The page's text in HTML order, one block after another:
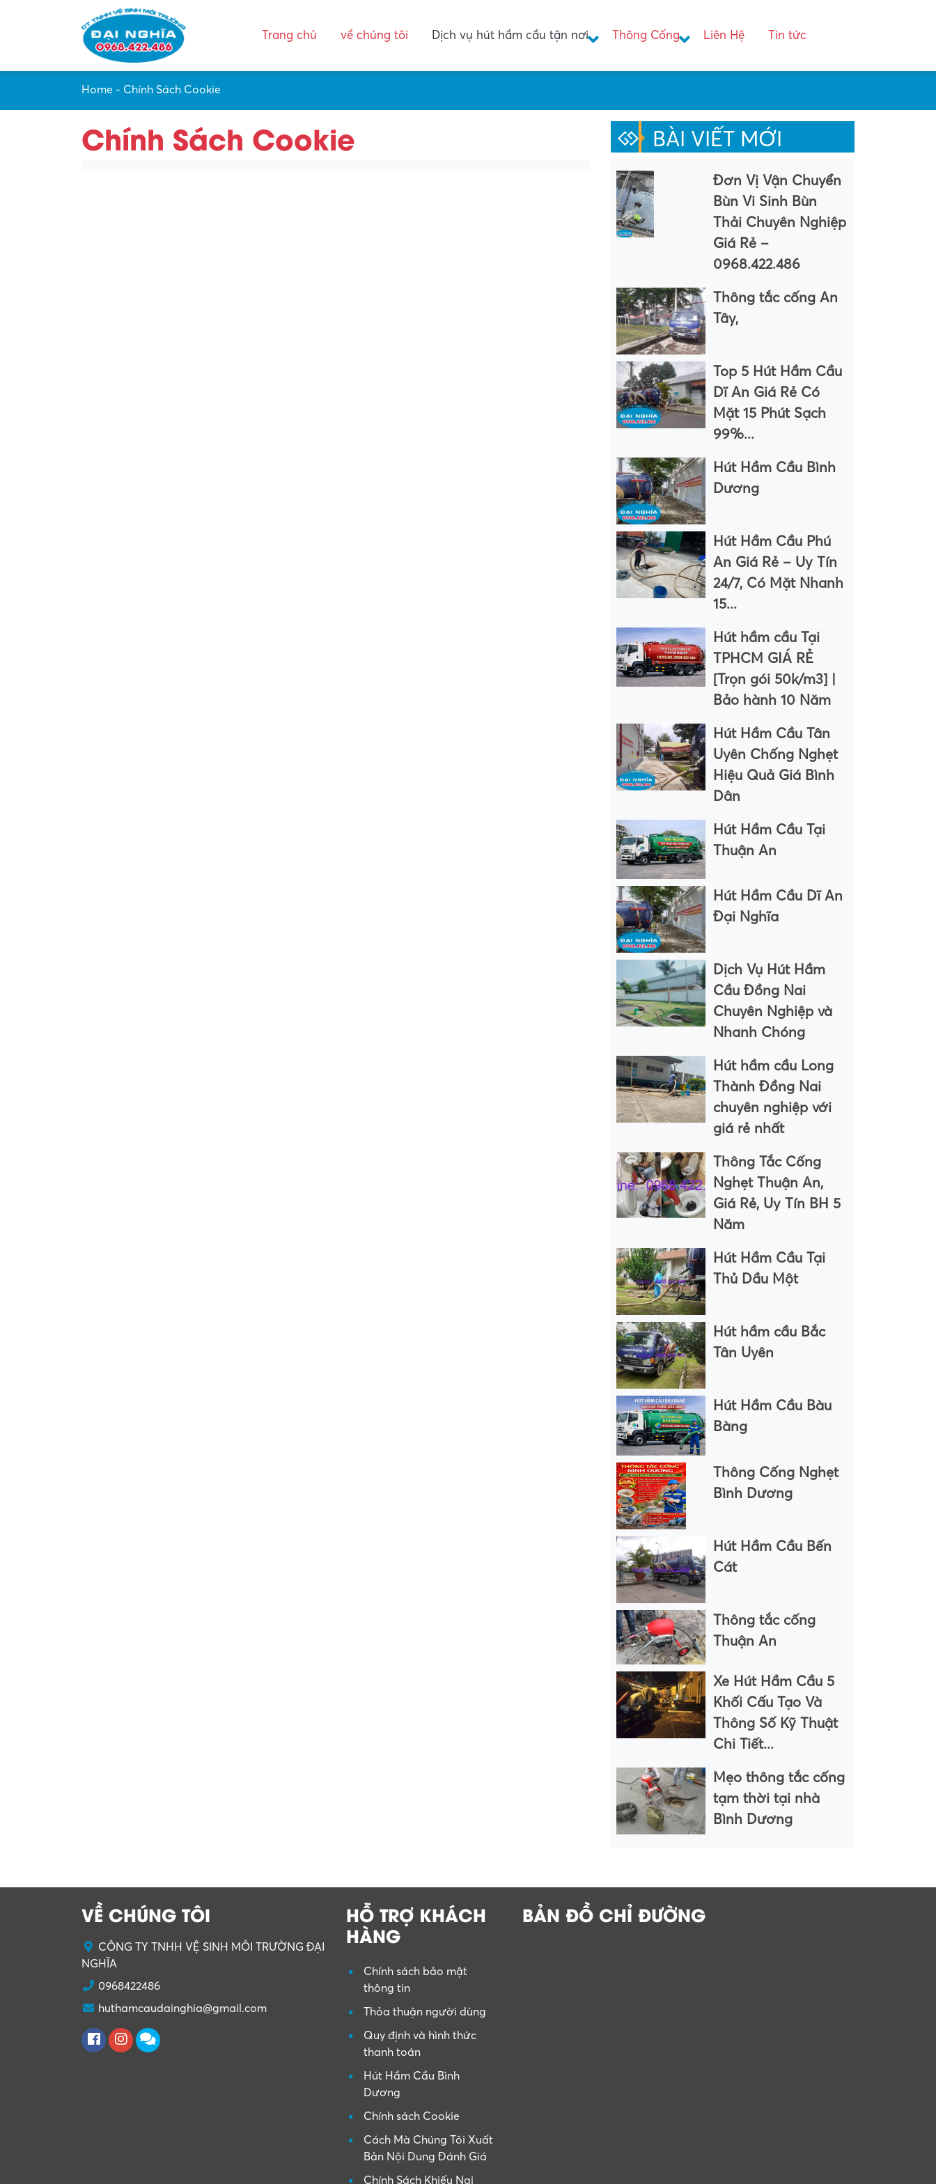
Trang chủ về chúng tôi Dịch vụ hút hầm cầu tận nơi Thông Cống Liên Hệ Tin tức
Home - Chính Sách Cookie
Chính Sách Cookie BÀI VIẾT MỚI
Đơn Vị Vận Chuyển
Bùn Vi Sinh Bùn
Thải Chuyên Nghiệp
Giá Rẻ –
0968.422.486
Thông tắc cống An
Tây,
Top 5 Hút Hầm Cầu
Dĩ An Giá Rẻ Có
Mặt 15 Phút Sạch
99%...
Hút Hầm Cầu Bình
Dương
Hút Hầm Cầu Phú
An Giá Rẻ – Uy Tín
24/7, Có Mặt Nhanh
15...
Hút hầm cầu Tại
TPHCM GIÁ RẺ
[Trọn gói 50k/m3] |
Bảo hành 10 Năm
Hút Hầm Cầu Tân
Uyên Chống Nghẹt
Hiệu Quả Giá Bình
Dân
Hút Hầm Cầu Tại
Thuận An
Hút Hầm Cầu Dĩ An
Đại Nghĩa
Dịch Vụ Hút Hầm
Cầu Đồng Nai
Chuyên Nghiệp và
Nhanh Chóng
Hút hầm cầu Long
Thành Đồng Nai
chuyên nghiệp với
giá rẻ nhất
Thông Tắc Cống
Nghẹt Thuận An,
Giá Rẻ, Uy Tín BH 5
Năm
Hút Hầm Cầu Tại
Thủ Dầu Một
Hút hầm cầu Bắc
Tân Uyên
Hút Hầm Cầu Bàu
Bàng
Thông Cống Nghẹt
Bình Dương
Hút Hầm Cầu Bến
Cát
Thông tắc cống
Thuận An
Xe Hút Hầm Cầu 5
Khối Cấu Tạo Và
Thông Số Kỹ Thuật
Chi Tiết...
Mẹo thông tắc cống
tạm thời tại nhà
Bình Dương
VỀ CHÚNG TÔI
CÔNG TY TNHH VỆ SINH MÔI TRƯỜNG ĐẠI
NGHĨA
0968422486
huthamcaudainghia@gmail.com
HỖ TRỢ KHÁCH
HÀNG
Chính sách bảo mật
thông tin
Thỏa thuận người dùng
Quy định và hình thức
thanh toán
Hút Hầm Cầu Bình
Dương
Chính sách Cookie
Cách Mà Chúng Tôi Xuất
Bản Nội Dung Đánh Giá
Chính Sách Khiếu Nại
BẢN ĐỒ CHỈ ĐƯỜNG